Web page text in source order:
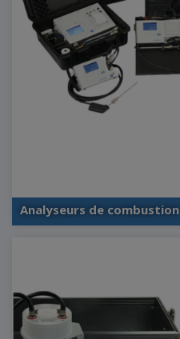
Analyseurs de combustion